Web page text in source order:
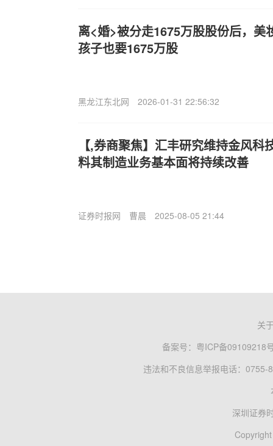
离<婚>被分走1675万股股份后，美
孩子也要1675万股
黑龙江东北网 2026-01-31 22:56:32
【,券商聚焦】汇丰研究维持金风科
料其制造业务基本面将持续改善
证券时报网 曹晨 2025-08-05 21:44
关
备案号： 粤ICP备09109218
违法和不良信息举报电话：0755-
深圳证券